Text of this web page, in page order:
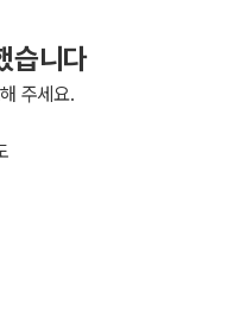
습니다
주세요.